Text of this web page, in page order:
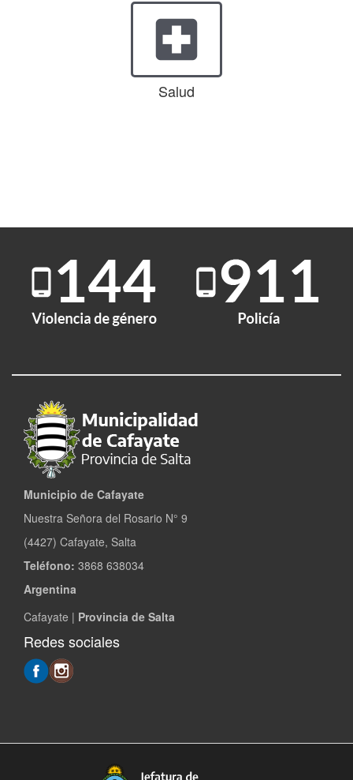
local_hospital
Salud
Municipio de Cafayate
Nuestra Señora del Rosario N° 9
(4427) Cafayate, Salta
Teléfono: 3868 638034
Argentina
Cafayate | Provincia de Salta
Redes sociales